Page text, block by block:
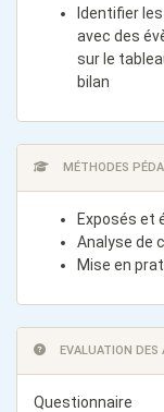
Identifier
avec des
sur le
bilan
MÉTHODES
Exposés et
Analyse de
Mise en
EVALUATION DES
Questionnaire